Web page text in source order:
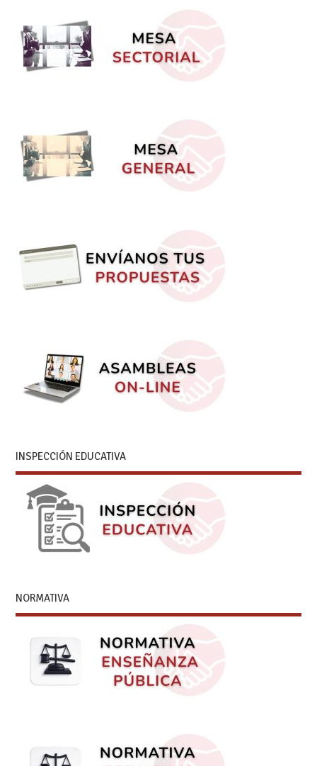
INSPECCIÓN EDUCATIVA
NORMATIVA